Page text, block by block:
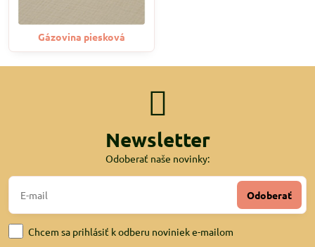
Gázovina piesková
Newsletter
Odoberať naše novinky:
Odoberať
Chcem sa prihlásiť k odberu noviniek e-mailom